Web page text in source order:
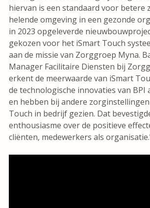
hiervan is een standaard voor betere
helende omgeving in een gezonde
in 2023 opgeleverde
gekozen voor het iSmart Touch
aan de missie van Zorggroep Myna.
Manager Facilitaire Diensten bij
erkent de meerwaarde van iSmart
de technologische innovaties van BPI
en hebben bij andere
Touch in bedrijf gezien. Dat
enthousiasme over de positieve
cliënten, medewerkers als